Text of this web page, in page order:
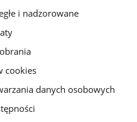
i nadzorowane
cookies
danych osobowych